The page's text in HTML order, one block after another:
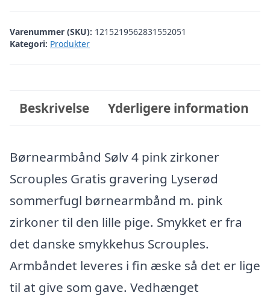
Varenummer (SKU): 1215219562831552051
Kategori: Produkter
Beskrivelse Yderligere information
Børnearmbånd Sølv 4 pink zirkoner
Scrouples Gratis gravering Lyserød
sommerfugl børnearmbånd m. pink
zirkoner til den lille pige. Smykket er fra
det danske smykkehus Scrouples.
Armbåndet leveres i fin æske så det er lige
til at give som gave. Vedhænget